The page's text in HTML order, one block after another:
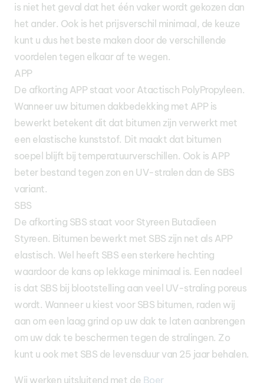
is niet het geval dat het één vaker wordt gekozen dan
het ander. Ook is het prijsverschil minimaal, de keuze
kunt u dus het beste maken door de verschillende
voordelen tegen elkaar af te wegen.
APP
De afkorting APP staat voor Atactisch PolyPropyleen.
Wanneer uw bitumen dakbedekking met APP is
bewerkt betekent dit dat bitumen zijn verwerkt met
een elastische kunststof. Dit maakt dat bitumen
soepel blijft bij temperatuurverschillen. Ook is APP
beter bestand tegen zon en UV-stralen dan de SBS
variant.
SBS
De afkorting SBS staat voor Styreen Butadieen
Styreen. Bitumen bewerkt met SBS zijn net als APP
elastisch. Wel heeft SBS een sterkere hechting
waardoor de kans op lekkage minimaal is. Een nadeel
is dat SBS bij blootstelling aan veel UV-straling poreus
wordt. Wanneer u kiest voor SBS bitumen, raden wij
aan om een laag grind op uw dak te laten aanbrengen
om uw dak te beschermen tegen de stralingen. Zo
kunt u ook met SBS de levensduur van 25 jaar behalen.
Wij werken uitsluitend met de Boer